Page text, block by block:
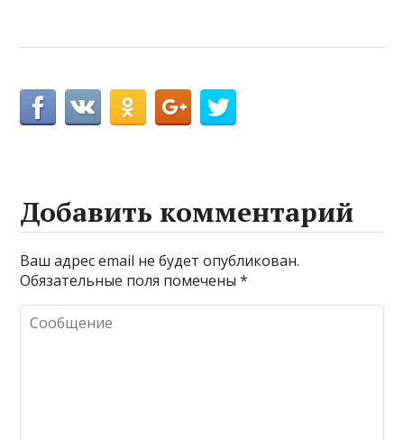
Добавить комментарий
Ваш адрес email не будет опубликован.
Обязательные поля помечены*